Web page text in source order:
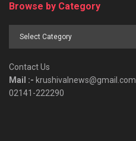
Browse by Category
Contact Us
Mail :- krushivalnews@gmail.com
02141-222290